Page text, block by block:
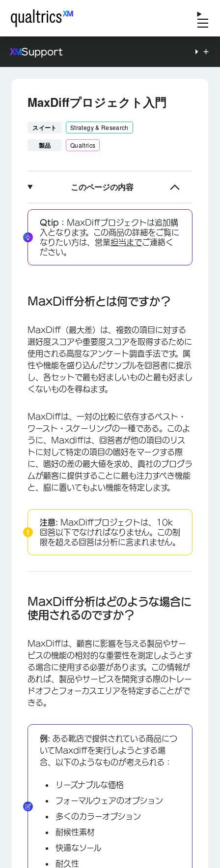
Support
MaxDiffプロジェクト入門
スイート Strategy & Research
製品 Qualtrics
このページの内容
MaxDiff分析とは何ですか？
MaxDiff分析はどのような場合に使用されるので
すか？
FAQs
Qtip： MaxDiffプロジェクトは追加購
入となります。この商品の詳細をご覧に
なりたい方は、営業担当までご連絡く
ださい。
MaxDiff分析とは何ですか？
MaxDiff（最大差）は、複数の項目に対する
選好度スコアや重要度スコアを取得するために
使用される高度なアンケート調査手法です。属
性や機能を盛り込んだサンプルを回答者に提示
し、各セットで最も好ましいものと最も好まし
くないものを尋ねます。
MaxDiffは、一対の比較に依存するベスト・
ワースト・スケーリングの一種である。このよ
うに、Maxdiffは、回答者が他の項目のリス
トに対して特定の項目の嗜好をマークする際
に、嗜好の差の最大値を求め、貴社のプログラ
ムが顧客に提供することに最も注力すべき機能
と、脇に置いてもよい機能を特定します。
注意: MaxDiffプロジェクトは、10k
回答以下でなければなりません。この制
限を超える回答は分析に含まれません。
MaxDiff分析はどのような場合に
使用されるのですか？
MaxDiffは、顧客に影響を与える製品やサー
ビスの機能の相対的な重要性を測定しようとす
る場合に使用する必要があります。この情報が
あれば、製品やサービスを開発する際のトレー
ドオフとフォーカスエリアを特定することがで
きる。
例: ある靴店で提供されている商品につ
いてMaxdiffを実行しようとする場
合、以下のようなものが考えられる：
リーズナブルな価格
フォーマルウェアのオプション
多くのカラーオプション
耐候性素材
快適なソール
耐久性